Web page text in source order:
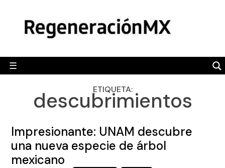
content
☰
POLÍTICA
CAMALEÓN
OPINIÓN
ENGLISH SECTION
ETIQUETA:
descubrimientos
Impresionante: UNAM descubre
una nueva especie de árbol
mexicano